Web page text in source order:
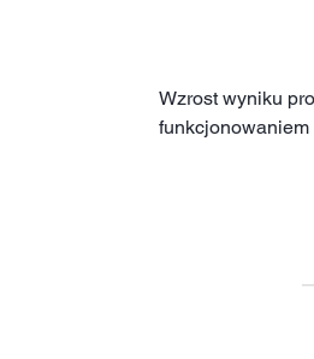
Wzrost wyniku